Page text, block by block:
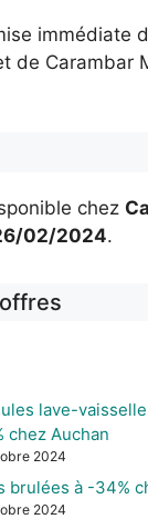
immédiate
de Carambar
chez
02/2024.
lave-
chez Auchan
2024
brulées à -34%
2024